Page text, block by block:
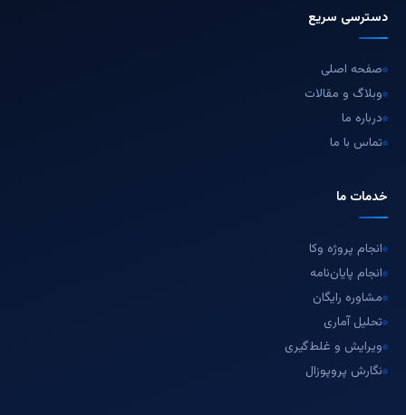
دسترسی سریع
صفحه اصلی
وبلاگ و مقالات
درباره ما
تماس با ما
خدمات ما
انجام پروژه وکا
انجام پایان‌نامه
مشاوره رایگان
تحلیل آماری
ویرایش و غلط‌گیری
نگارش پروپوزال